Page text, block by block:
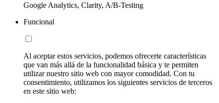
Google Analytics, Clarity, A/B-Testing
Funcional
Al aceptar estos servicios, podemos ofrecerte características
que van más allá de la funcionalidad básica y te permiten
utilizar nuestro sitio web con mayor comodidad. Con tu
consentimiento, utilizamos los siguientes servicios de terceros
en este sitio web: